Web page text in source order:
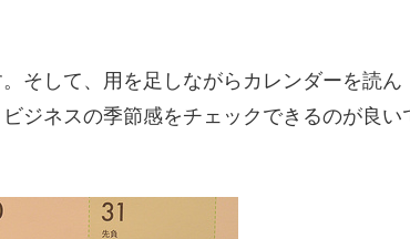
そして、用を足しながらカレンダーを読ん
ジネスの季節感をチェックできるのが良い